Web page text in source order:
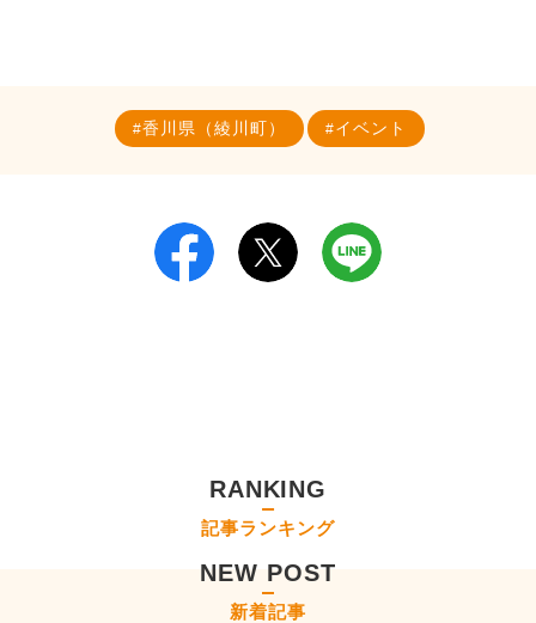
香川県（綾川町） イベント
RANKING
記事ランキング
NEW POST
新着記事